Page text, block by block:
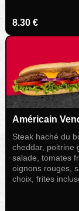
8.30 €
Américain
Steak haché du
cheddar, poitrine
salade, tomates
oignons rouges,
choix, frites